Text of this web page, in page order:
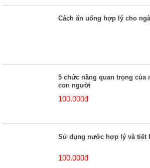
Cách ăn uống hợp lý cho
5 chức năng quan trọng
con người
100.000đ
Sử dụng nước hợp lý và tiết
100.000đ